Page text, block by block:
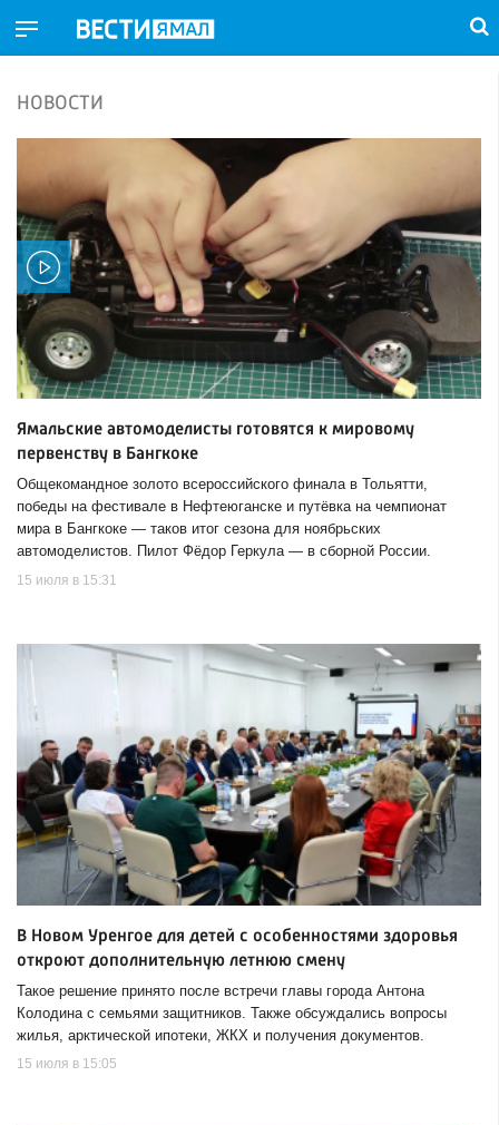
НОВОСТИ
Ямальские автомоделисты готовятся к мировому
первенству в Бангкоке
Общекомандное золото всероссийского финала в Тольятти,
победы на фестивале в Нефтеюганске и путёвка на чемпионат
мира в Бангкоке — таков итог сезона для ноябрьских
автомоделистов. Пилот Фёдор Геркула — в сборной России.
15 июля в 15:31
В Новом Уренгое для детей с особенностями здоровья
откроют дополнительную летнюю смену
Такое решение принято после встречи главы города Антона
Колодина с семьями защитников. Также обсуждались вопросы
жилья, арктической ипотеки, ЖКХ и получения документов.
15 июля в 15:05